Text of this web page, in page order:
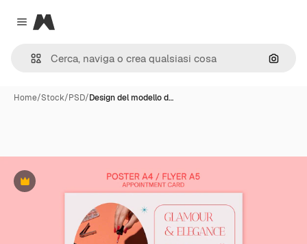
Close menu
Magnific
Cerca
Home/Stock/PSD/Design del modello d…
Premium